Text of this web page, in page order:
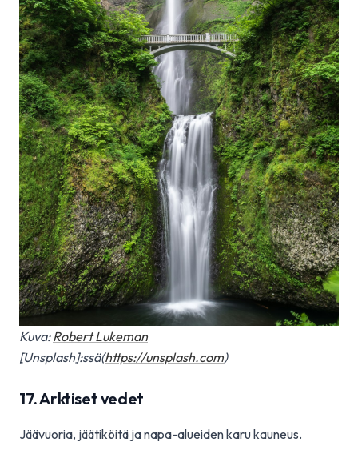
Kuva:Robert Lukeman
[Unsplash]:ssä(https://unsplash.com)
17. Arktiset vedet
Jäävuoria, jäätiköitä ja napa-alueiden karu kauneus.